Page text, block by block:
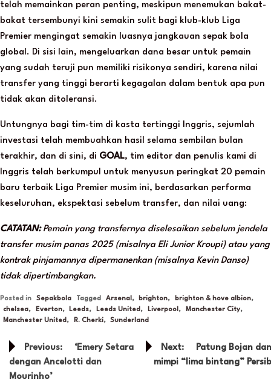
telah memainkan peran penting, meskipun menemukan bakat-
bakat tersembunyi kini semakin sulit bagi klub-klub Liga
Premier mengingat semakin luasnya jangkauan sepak bola
global. Di sisi lain, mengeluarkan dana besar untuk pemain
yang sudah teruji pun memiliki risikonya sendiri, karena nilai
transfer yang tinggi berarti kegagalan dalam bentuk apa pun
tidak akan ditoleransi.
Untungnya bagi tim-tim di kasta tertinggi Inggris, sejumlah
investasi telah membuahkan hasil selama sembilan bulan
terakhir, dan di sini, di GOAL, tim editor dan penulis kami di
Inggris telah berkumpul untuk menyusun peringkat 20 pemain
baru terbaik Liga Premier musim ini, berdasarkan performa
keseluruhan, ekspektasi sebelum transfer, dan nilai uang:
CATATAN:Pemain yang transfernya diselesaikan sebelum jendela
transfer musim panas 2025 (misalnya Eli Junior Kroupi) atau yang
kontrak pinjamannya dipermanenkan (misalnya Kevin Danso)
tidak dipertimbangkan.
Posted in Sepakbola Tagged Arsenal , brighton, brighton & hove albion,
chelsea, Everton, Leeds, Leeds United , Liverpool , Manchester City,
Manchester United , R. Cherki, Sunderland
Post
navigation
Previous:
‘Emery Setara
dengan Ancelotti dan
Mourinho’
Next:
Patung Bojan dan
mimpi “lima bintang” Persib